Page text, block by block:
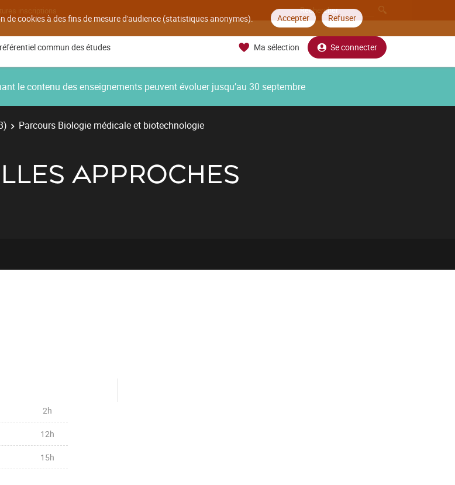
cookies à des fins de mesure d'audience (statistiques anonymes). Accepter Refuser
inscriptions
commun des études Ma sélection Se connecter
le contenu des enseignements peuvent évoluer jusqu’au 30 septembre
Parcours Biologie médicale et biotechnologie
APPROCHES
2h
12h
15h